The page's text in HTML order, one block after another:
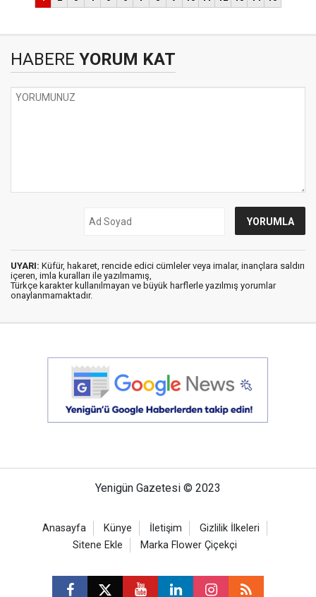
HABERE YORUM KAT
UYARI: Küfür, hakaret, rencide edici cümleler veya imalar, inançlara saldırı
içeren, imla kuralları ile yazılmamış,
Türkçe karakter kullanılmayan ve büyük harflerle yazılmış yorumlar
onaylanmamaktadır.
Yenigün Gazetesi © 2023
Anasayfa Künye İletişim
Gizlilik İlkeleri
Sitene Ekle
Marka Flower Çiçekçi